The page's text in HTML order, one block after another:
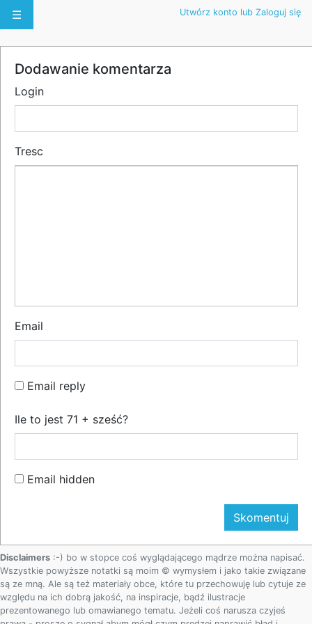
☰ Utwórz konto lub Zaloguj się
Dodawanie komentarza
Login
Tresc
Email
Email reply
Ile to jest 71 + sześć?
Email hidden
Disclaimers :-) bo w stopce coś wyglądającego mądrze można napisać.
Wszystkie powyższe notatki są moim © wymysłem i jako takie związane
są ze mną. Ale są też materiały obce, które tu przechowuję lub cytuje ze
względu na ich dobrą jakość, na inspiracje, bądź ilustracje
prezentowanego lub omawianego tematu. Jeżeli coś narusza czyjeś